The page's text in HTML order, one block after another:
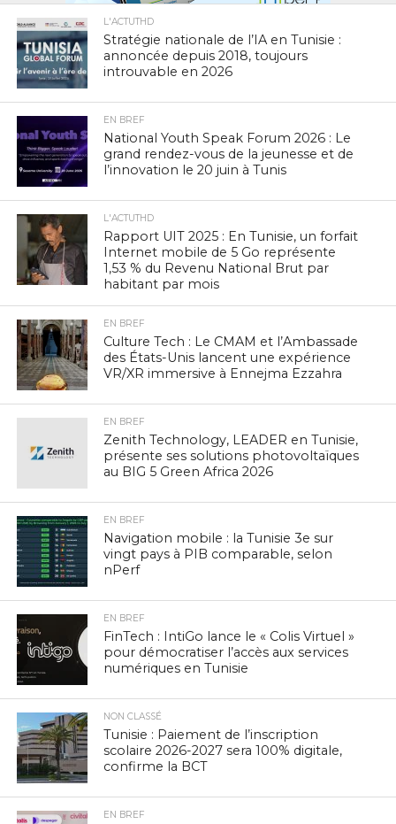
L'ACTUTHD
Stratégie nationale de l’IA en Tunisie :
annoncée depuis 2018, toujours
introuvable en 2026
EN BREF
National Youth Speak Forum 2026 : Le
grand rendez-vous de la jeunesse et de
l’innovation le 20 juin à Tunis
L'ACTUTHD
Rapport UIT 2025 : En Tunisie, un forfait
Internet mobile de 5 Go représente
1,53 % du Revenu National Brut par
habitant par mois
EN BREF
Culture Tech : Le CMAM et l’Ambassade
des États-Unis lancent une expérience
VR/XR immersive à Ennejma Ezzahra
EN BREF
Zenith Technology, LEADER en Tunisie,
présente ses solutions photovoltaïques
au BIG 5 Green Africa 2026
EN BREF
Navigation mobile : la Tunisie 3e sur
vingt pays à PIB comparable, selon
nPerf
EN BREF
FinTech : IntiGo lance le « Colis Virtuel »
pour démocratiser l’accès aux services
numériques en Tunisie
NON CLASSÉ
Tunisie : Paiement de l’inscription
scolaire 2026-2027 sera 100% digitale,
confirme la BCT
EN BREF